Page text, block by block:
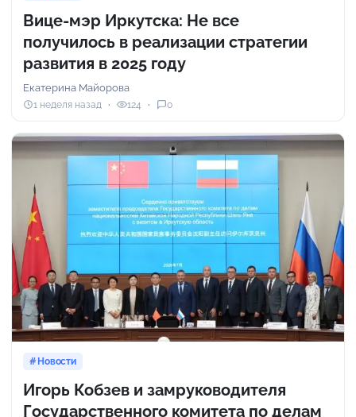
Вице-мэр Иркутска: Не все
получилось в реализации стратегии
развития в 2025 году
Екатерина Майорова
1 неделя назад 124 0
Новости
Игорь Кобзев и замруководителя
Государственного комитета по делам